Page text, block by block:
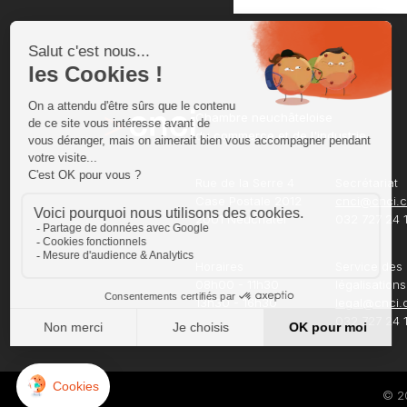
Chambre neuchâteloise
du commerce et de l'industrie
2001 Neuchâtel
Secrétariat
032 727 24
13h30 - 16h30
Service des
légalisations
032 727 24
©